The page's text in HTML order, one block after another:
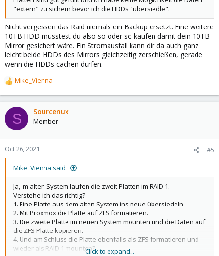
"extern" zu sichern bevor ich die HDDs "übersiedle".
Nicht vergessen das Raid niemals ein Backup ersetzt. Eine weitere
10TB HDD müsstest du also so oder so kaufen damit dein 10TB
Mirror gesichert wäre. Ein Stromausfall kann dir da auch ganz
leicht beide HDDs des Mirrors gleichzeitig zerschießen, gerade
wenn die HDDs cachen dürfen.
R
e
a
c
t
o
n
Mike_Vienna
S Sourcenux
Member
Oct 26, 2021 #5
Mike_Vienna said:
Ja, im alten System laufen die zweit Platten im RAID 1.
Verstehe ich das richtig?
1. Eine Platte aus dem alten System ins neue übersiedeln
2. Mit Proxmox die Platte auf ZFS formatieren.
3. Die zweite Platte im neuen System mounten und die Daten auf
die ZFS Platte kopieren.
4. Und am Schluss die Platte ebenfalls als ZFS formatieren und
wieder als RAID 1 mounten?Click to expand...